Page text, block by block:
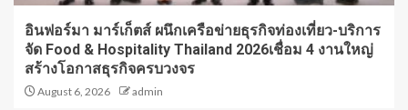
อินฟอร์มา มาร์เก็ตส์ ผนึกเครือข่ายธุรกิจท่องเที่ยว-บริการ
จัด Food & Hospitality Thailand 2026เชื่อม 4 งานใหญ่
สร้างโอกาสธุรกิจครบวงจร
August 6, 2026 admin